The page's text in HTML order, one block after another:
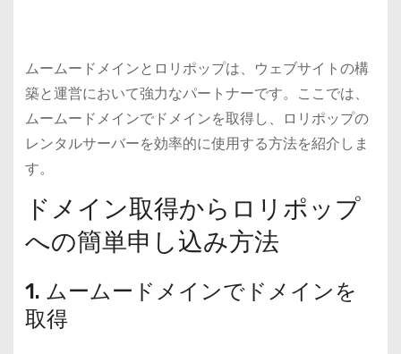
ムームードメインとロリポップは、ウェブサイトの構
築と運営において強力なパートナーです。ここでは、
ムームードメインでドメインを取得し、ロリポップの
レンタルサーバーを効率的に使用する方法を紹介しま
す。
ドメイン取得からロリポップ
への簡単申し込み方法
1. ムームードメインでドメインを
取得